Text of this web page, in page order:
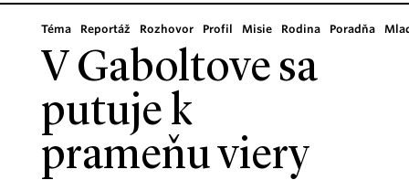
Téma Reportáž Rozhovor Profil Misie Rodina Poradňa
V Gaboltove sa
putuje k
prameňu viery